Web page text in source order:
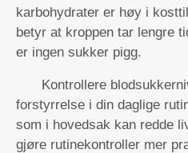
karbohydrater er høy i
betyr at kroppen tar lengre
er ingen sukker pigg.
Kontrollere
forstyrrelse i din daglige
som i hovedsak kan redde
gjøre rutinekontroller mer